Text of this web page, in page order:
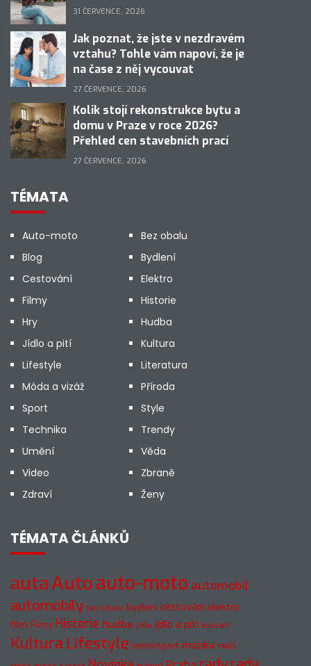
31 ČERVENCE, 2026
Jak poznat, že jste v nezdravém
vztahu? Tohle vám napoví, že je
na čase z něj vycouvat
27 ČERVENCE, 2026
Kolik stojí rekonstrukce bytu a
domu v Praze v roce 2026?
Přehled cen stavebních prací
27 ČERVENCE, 2026
TÉMATA
Auto-moto
Bez obalu
Blog
Bydlení
Cestování
Elektro
Filmy
Historie
Hry
Hudba
Jídlo a pití
Kultura
Lifestyle
Literatura
Móda a vizáž
Příroda
Sport
Style
Technika
Trendy
Umění
Věda
Video
Zbraně
Zdraví
Ženy
TÉMATA ČLÁNKŮ
autaAutoauto-moto automobil
automobily bez obalu bydlení cestování elektro
film Filmy Historie hudba jídlo jídlo a pití koncert
Kultura Lifestyle motorsport muzika muži